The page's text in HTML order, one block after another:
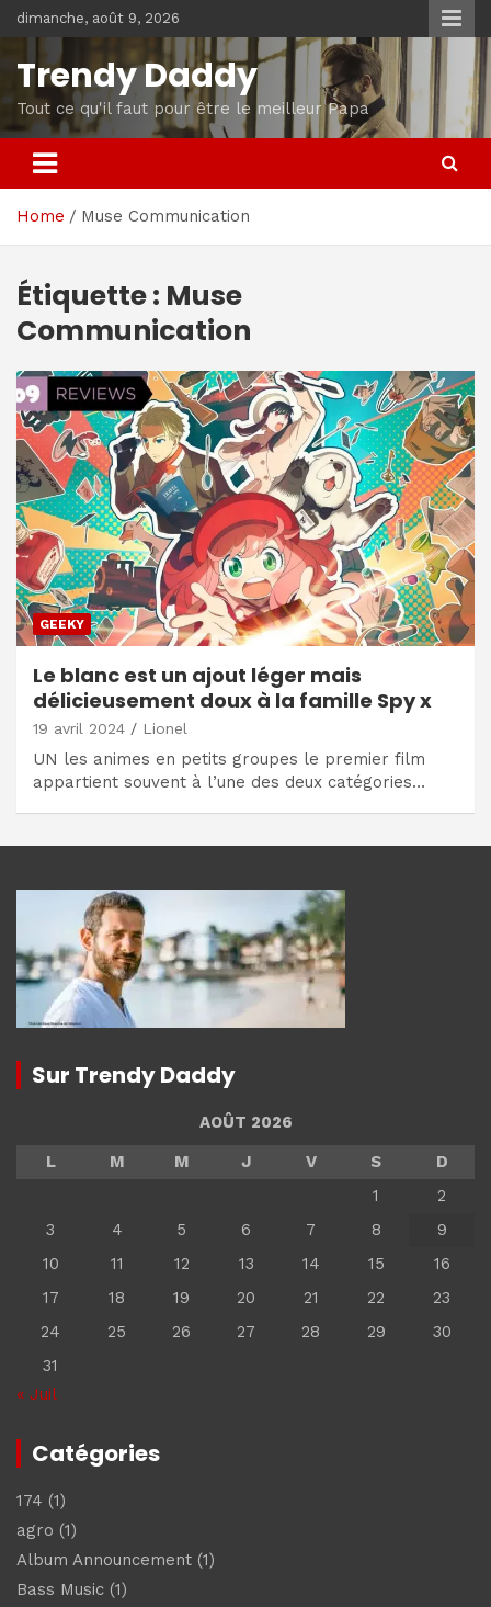
Skip
to
content
dimanche, août 9, 2026
Trendy Daddy
Tout ce qu'il faut pour être le meilleur Papa
Home Muse Communication
Étiquette : Muse
Communication
GEEKY
Le blanc est un ajout léger mais
délicieusement doux à la famille Spy x
19 avril 2024 Lionel
UN les animes en petits groupes le premier film
appartient souvent à l’une des deux catégories…
Sur Trendy Daddy
AOÛT 2026
L
M M J V S
D
1
2
3
4 5 6 7 8
9
10
11 12 13 14 15
16
17
18 19 20 21 22
23
24
25 26 27 28 29
30
31
« Juil
Catégories
174 (1)
agro (1)
Album Announcement (1)
Bass Music (1)